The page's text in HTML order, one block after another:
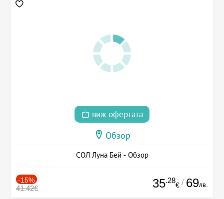
виж офертата
Обзор
СОЛ Луна Бей - Обзор
-15%
41.42€ 35.28
€ / 69лв.